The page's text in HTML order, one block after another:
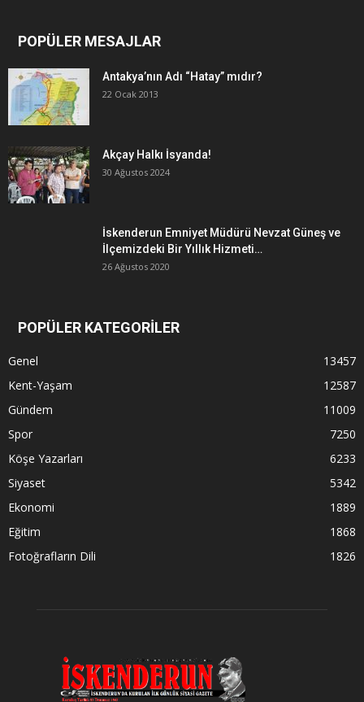
POPÜLER MESAJLAR
Antakya’nın Adı “Hatay” mıdır?
22 Ocak 2013
Akçay Halkı İsyanda!
30 Ağustos 2024
İskenderun Emniyet Müdürü Nevzat Güneş ve
İlçemizdeki Bir Yıllık Hizmeti…
26 Ağustos 2020
POPÜLER KATEGORİLER
Genel
13457
Kent-Yaşam
12587
Gündem
11009
Spor
7250
Köşe Yazarları
6233
Siyaset
5342
Ekonomi
1889
Eğitim
1868
Fotoğrafların Dili
1826